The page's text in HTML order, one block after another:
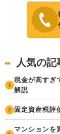
人気の記
税金が高すぎ
解説
固定資産税評
マンションを